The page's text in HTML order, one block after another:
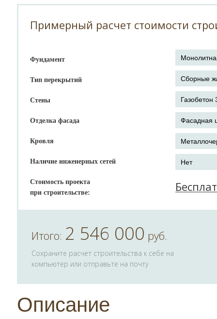
Примерный расчет стоимости
Фундамент
Тип перекрытий
Стены
Отделка фасада
Кровля
Наличие инженерных сетей
Стоимость проекта
при строительстве:
Итого: 2 546 000 руб.
Сохраните расчет строительства к себе на
компьютер или отправьте на почту
Описание